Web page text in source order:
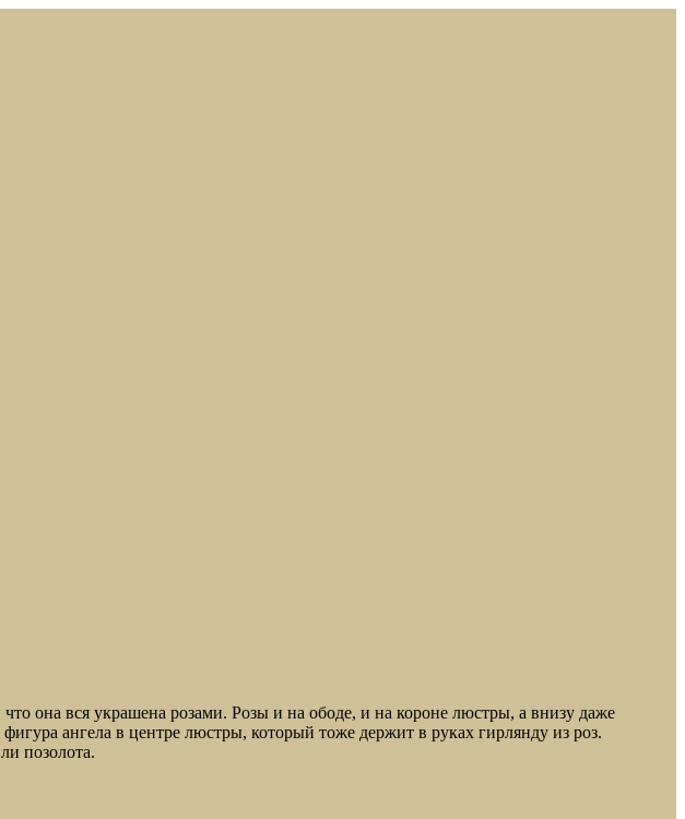
она вся украшена розами. Розы и на ободе, и на короне люстры, а внизу даже
ангела в центре люстры, который тоже держит в руках гирлянду из роз.
позолота.